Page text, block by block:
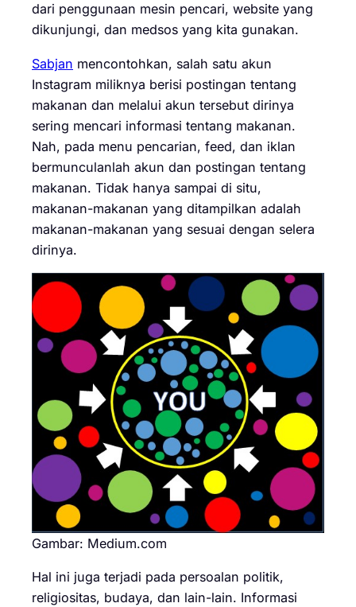
dari penggunaan mesin pencari, website yang
dikunjungi, dan medsos yang kita gunakan.
Sabjan mencontohkan, salah satu akun
Instagram miliknya berisi postingan tentang
makanan dan melalui akun tersebut dirinya
sering mencari informasi tentang makanan.
Nah, pada menu pencarian, feed, dan iklan
bermunculanlah akun dan postingan tentang
makanan. Tidak hanya sampai di situ,
makanan-makanan yang ditampilkan adalah
makanan-makanan yang sesuai dengan selera
dirinya.
Gambar: Medium.com
Hal ini juga terjadi pada persoalan politik,
religiositas, budaya, dan lain-lain. Informasi